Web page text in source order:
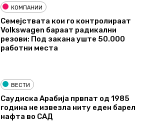
КОМПАНИИ
Семејствата кои го контролираат
Volkswagen бараат радикални
резови: Под закана уште 50.000
работни места
ВЕСТИ
Саудиска Арабија првпат од 1985
година не извезла ниту еден барел
нафта во САД